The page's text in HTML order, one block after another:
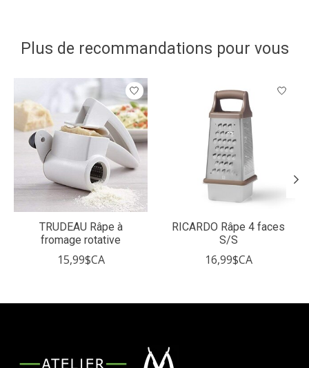
Plus de recommandations pour vous
Articles du carrousel de produits
TRUDEAU Râpe à
fromage rotative
15,99$CA
RICARDO Râpe 4 faces
S/S
16,99$CA